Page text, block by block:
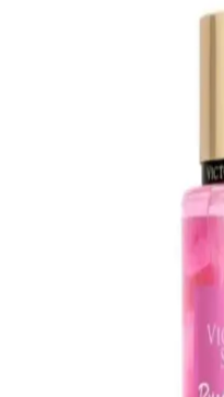
sağlıklı, güvenli ve doğal
Alman Kozmetik
Saç Bakımı Ürünleri
Alman kozmetik markaları,
bakımında güvenilir
organik içeriklerle saç
Lancome Juicy Tubes
İncelemesi ve Kullanıcı